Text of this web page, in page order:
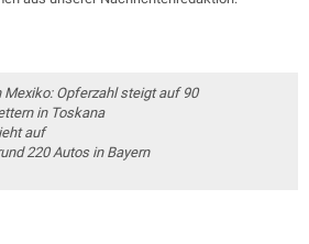
Mexiko: Opferzahl steigt auf 90
in Toskana
auf
220 Autos in Bayern